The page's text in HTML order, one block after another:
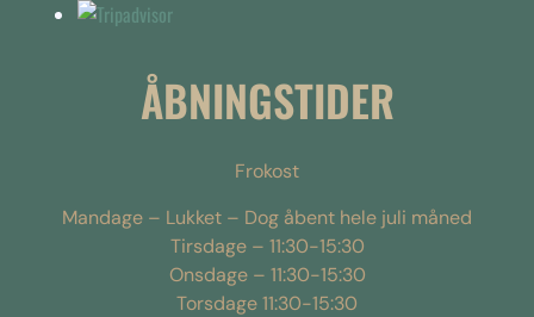
ÅBNINGSTIDER
Frokost
Mandage – Lukket – Dog åbent hele juli måned
Tirsdage – 11:30-15:30
Onsdage – 11:30-15:30
Torsdage 11:30-15:30